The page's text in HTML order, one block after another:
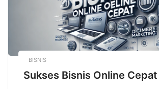
BISNIS
Sukses Bisnis Online Cepat